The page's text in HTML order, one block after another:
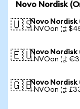
Novo Nordisk
🇺🇸Novo Nordisk
1 NVOon は
🇪🇺Novo Nordisk
1 NVOon は
🇬🇧Novo Nordisk
1 NVOon は